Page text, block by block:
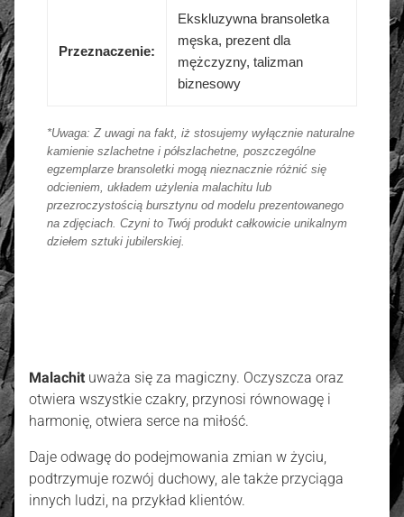
Przeznaczenie:
Ekskluzywna bransoletka
męska, prezent dla
mężczyzny, talizman
biznesowy
*Uwaga: Z uwagi na fakt, iż stosujemy wyłącznie naturalne
kamienie szlachetne i półszlachetne, poszczególne
egzemplarze bransoletki mogą nieznacznie różnić się
odcieniem, układem użylenia malachitu lub
przezroczystością bursztynu od modelu prezentowanego
na zdjęciach. Czyni to Twój produkt całkowicie unikalnym
dziełem sztuki jubilerskiej.
Malachit uważa się za magiczny. Oczyszcza oraz
otwiera wszystkie czakry, przynosi równowagę i
harmonię, otwiera serce na miłość.
Daje odwagę do podejmowania zmian w życiu,
podtrzymuje rozwój duchowy, ale także przyciąga
innych ludzi, na przykład klientów.